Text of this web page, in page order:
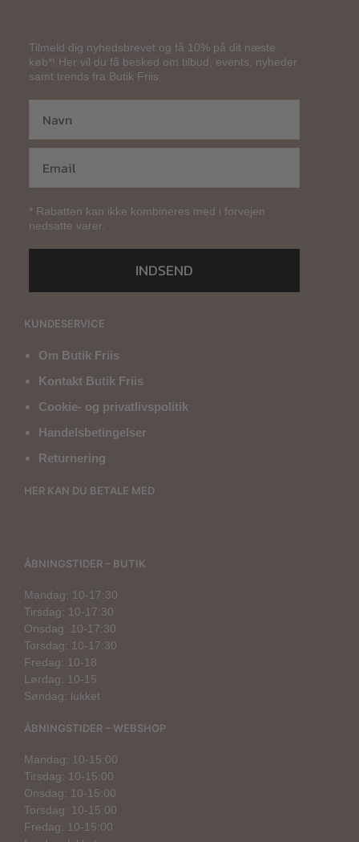
Tilmeld dig nyhedsbrevet og få 10% på dit næste
køb*! Her vil du få besked om tilbud, events, nyheder
samt trends fra Butik Friis.
* Rabatten kan ikke kombineres med i forvejen
nedsatte varer.
INDSEND
KUNDESERVICE
Om Butik Friis
Kontakt Butik Friis
Cookie- og privatlivspolitik
Handelsbetingelser
Returnering
HER KAN DU BETALE MED
ÅBNINGSTIDER – BUTIK
Mandag: 10-17:30
Tirsdag: 10-17:30
Onsdag: 10-17:30
Torsdag: 10-17:30
Fredag: 10-18
Lørdag: 10-15
Søndag: lukket
ÅBNINGSTIDER – WEBSHOP
Mandag: 10-15:00
Tirsdag: 10-15:00
Onsdag: 10-15:00
Torsdag: 10-15:00
Fredag: 10-15:00